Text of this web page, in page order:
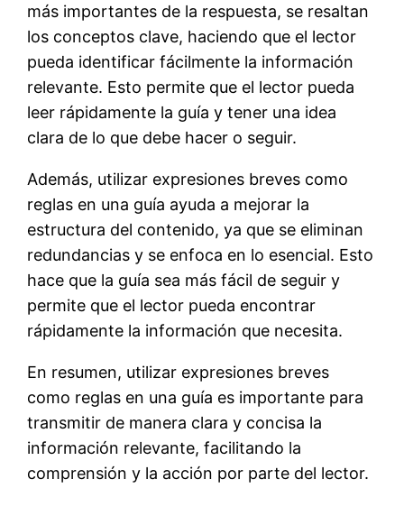
más importantes de la respuesta, se resaltan
los conceptos clave, haciendo que el lector
pueda identificar fácilmente la información
relevante. Esto permite que el lector pueda
leer rápidamente la guía y tener una idea
clara de lo que debe hacer o seguir.
Además, utilizar expresiones breves como
reglas en una guía ayuda a mejorar la
estructura del contenido, ya que se eliminan
redundancias y se enfoca en lo esencial. Esto
hace que la guía sea más fácil de seguir y
permite que el lector pueda encontrar
rápidamente la información que necesita.
En resumen, utilizar expresiones breves
como reglas en una guía es importante para
transmitir de manera clara y concisa la
información relevante, facilitando la
comprensión y la acción por parte del lector.